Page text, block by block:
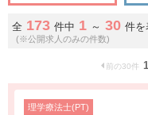
全 173 件中 1 ～ 30 件を
(※公開求人のみの件数)
前の30件 1
理学療法士(PT)